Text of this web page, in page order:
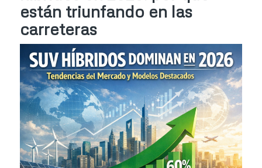
están triunfando en las
carreteras